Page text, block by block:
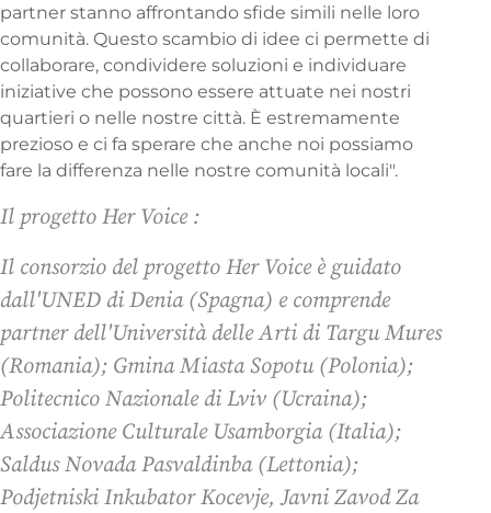
partner stanno affrontando sfide simili nelle loro
comunità. Questo scambio di idee ci permette di
collaborare, condividere soluzioni e individuare
iniziative che possono essere attuate nei nostri
quartieri o nelle nostre città. È estremamente
prezioso e ci fa sperare che anche noi possiamo
fare la differenza nelle nostre comunità locali".
Il progetto Her Voice :
Il consorzio del progetto Her Voice è guidato
dall'UNED di Denia (Spagna) e comprende
partner dell'Università delle Arti di Targu Mures
(Romania); Gmina Miasta Sopotu (Polonia);
Politecnico Nazionale di Lviv (Ucraina);
Associazione Culturale Usamborgia (Italia);
Saldus Novada Pasvaldinba (Lettonia);
Podjetniski Inkubator Kocevje, Javni Zavod Za